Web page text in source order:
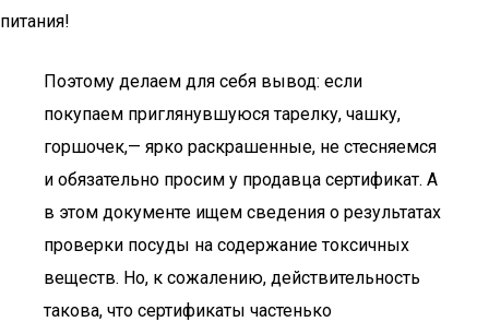
питания!
Поэтому делаем для себя вывод: если
покупаем приглянувшуюся тарелку, чашку,
горшочек,— ярко раскрашенные, не стесняемся
и обязательно просим у продавца сертификат. А
в этом документе ищем сведения о результатах
проверки посуды на содержание токсичных
веществ. Но, к сожалению, действительность
такова, что сертификаты частенько